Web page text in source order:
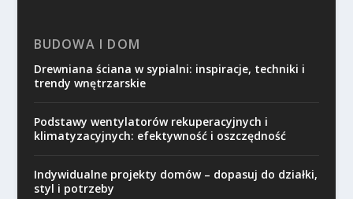
BUDOWA I DOM
Drewniana ściana w sypialni: inspiracje, techniki i
trendy wnętrzarskie
Podstawy wentylatorów rekuperacyjnych i
klimatyzacyjnych: efektywność i oszczędność
Indywidualne projekty domów – dopasuj do działki,
styl i potrzeby